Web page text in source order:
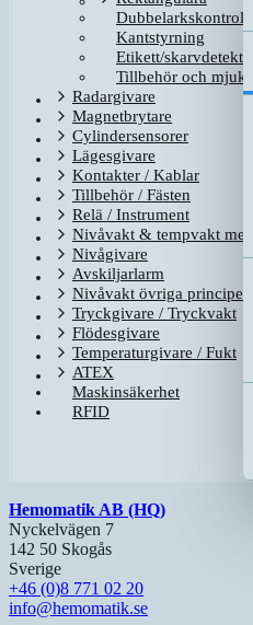
Dubbelarkskontroll
Kantstyrning
Etikett/
Tillbehör och
Radargivare
Magnetbrytare
Cylindersensorer
Lägesgivare
Kontakter / Kablar
Tillbehör / Fästen
Relä / Instrument
Nivåvakt & tempvakt med
Nivågivare
Avskiljarlarm
Nivåvakt övriga principer
Tryckgivare / Tryckvakt
Flödesgivare
Temperaturgivare / Fukt
ATEX
Maskinsäkerhet
RFID
Hemomatik AB (HQ)
Nyckelvägen 7
142 50 Skogås
Sverige
+46 (0)8 771 02 20
info@hemomatik.se